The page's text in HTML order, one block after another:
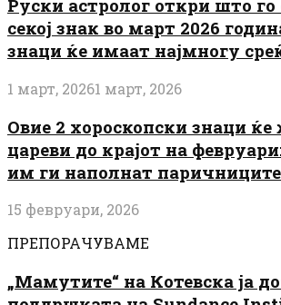
Руски астролог откри што
секој знак во март 2026
знаци ќе имаат најмногу
1 март, 20261 март, 2026
Овие 2 хороскопски знаци ќе
цареви до крајот на
им ги наполнат паричниците
15 февруари, 2026
ПРЕПОРАЧУВАМЕ
„Мамутите“ на Котевска ја